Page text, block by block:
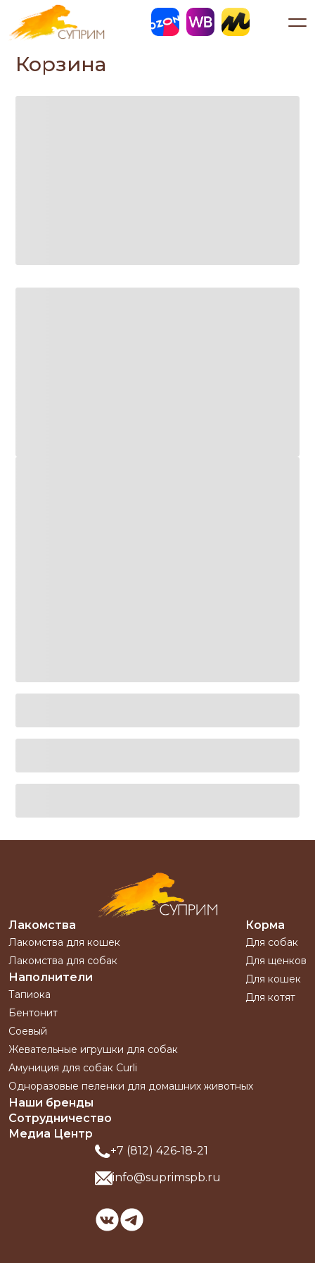
Корзина
Лакомства
Лакомства для кошек
Лакомства для собак
Наполнители
Тапиока
Бентонит
Соевый
Корма
Для собак
Для щенков
Для кошек
Для котят
Жевательные игрушки для собак
Амуниция для собак Curli
Одноразовые пеленки для домашних животных
Наши бренды
Сотрудничество
Медиа Центр
+7 (812) 426-18-21
info@suprimspb.ru